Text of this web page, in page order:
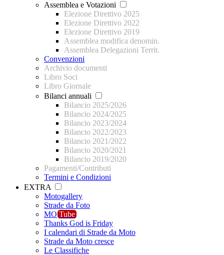
Assemblea e Votazioni
Elezione Direttivo 2025
Elezione Direttivo 2022
Elezione Direttivo 2019
Assemblea modifica denomin.
Assemblea Delegazioni Territ.
Convenzioni
Archivio documenti
Libro Soci
Libro Giornale
Bilanci annuali
Bilancio 2025/2026
Bilancio 2024/2025
Bilancio 2023/2024
Bilancio 2022/2023
Bilancio 2021/2022
Bilancio 2020/2021
Bilancio 2019/2020
Pagamenti/Contributi
Termini e Condizioni
EXTRA
Motogallery
Strade da Foto
MO Tube
Thanks God is Friday
I calendari di Strade da Moto
Strade da Moto cresce
Le Classifiche